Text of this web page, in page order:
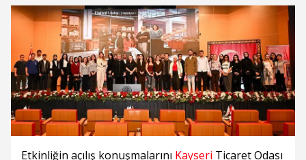
Etkinliğin açılış konuşmalarını Kayseri Ticaret Odası